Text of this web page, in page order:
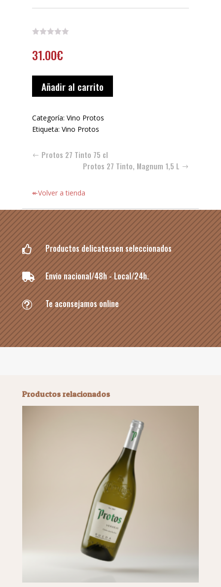
31.00€
Añadir al carrito
Categoría: Vino Protos
Etiqueta: Vino Protos
Protos 27 Tinto 75 cl
Protos 27 Tinto, Magnum 1,5 L
↞Volver a tienda
 Productos delicatessen seleccionados
 Envio nacional/48h - Local/24h.
t Te aconsejamos online
Productos relacionados